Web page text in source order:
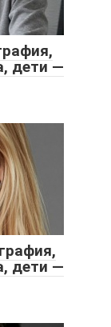
дети —
дети —